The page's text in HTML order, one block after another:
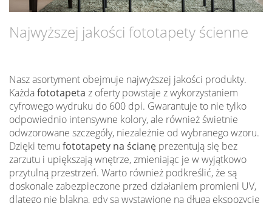
Najwyższej jakości fototapety ścienne
Nasz asortyment obejmuje najwyższej jakości produkty.
Każdafototapeta z oferty powstaje z wykorzystaniem
cyfrowego wydruku do 600 dpi. Gwarantuje to nie tylko
odpowiednio intensywne kolory, ale również świetnie
odwzorowane szczegóły, niezależnie od wybranego wzoru.
Dzięki temu fototapety na ścianę prezentują się bez
zarzutu i upiększają wnętrze, zmieniając je w wyjątkowo
przytulną przestrzeń. Warto również podkreślić, że są
doskonale zabezpieczone przed działaniem promieni UV,
dlatego nie blakną, gdy są wystawione na długą ekspozycję